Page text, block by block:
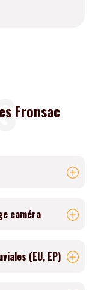
Fronsac
caméra
(EU, EP)